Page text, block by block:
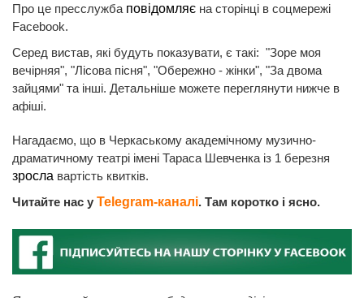
Про це пресслужба повідомляє на сторінці в соцмережі
Facebook.
Серед вистав, які будуть показувати, є такі: "Зоре моя
вечірняя", "Лісова пісня", "Обережно - жінки", "За двома
зайцями" та інші. Детальніше можете переглянути нижче в
афіші.
Нагадаємо, що в Черкаському академічному музично-
драматичному театрі імені Тараса Шевченка із 1 березня
зросла вартість квитків.
Читайте нас у Telegram-каналі. Там коротко і ясно.